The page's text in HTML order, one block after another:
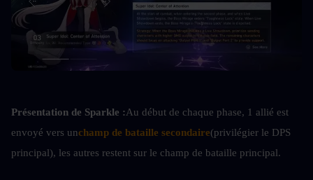
Présentation de Sparkle :Au début de chaque phase, 1 allié est
envoyé vers unchamp de bataille secondaire(privilégier le DPS
principal), les autres restent sur le champ de bataille principal.